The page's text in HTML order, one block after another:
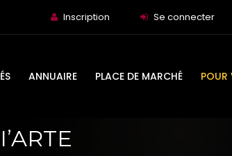
Inscription Se connecter
ANNUAIRE PLACE DE MARCHÉ POUR